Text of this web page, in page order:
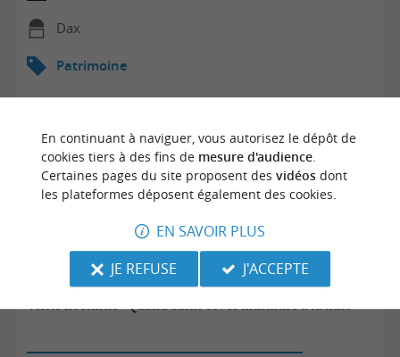
Dax
Patrimoine
Visite nocturne "Quand Saint-sever murmure à la nuit"
En continuant à naviguer, vous autorisez le dépôt de
cookies tiers à des fins de mesure d'audience.
Certaines pages du site proposent des vidéosdont
les plateformes déposent également des cookies.
EN SAVOIR PLUS
JE REFUSE
J'ACCEPTE